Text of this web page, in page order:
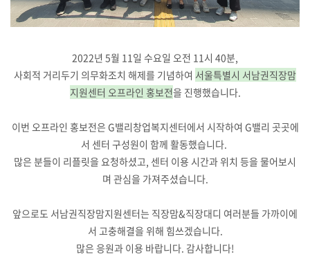
2022년 5월 11일 수요일 오전 11시 40분,
사회적 거리두기 의무화조치 해제를 기념하여 서울특별시 서남권직장맘
지원센터 오프라인 홍보전을 진행했습니다.
이번 오프라인 홍보전은 G밸리창업복지센터에서 시작하여 G밸리 곳곳에
서 센터 구성원이 함께 활동했습니다.
많은 분들이 리플릿을 요청하셨고, 센터 이용 시간과 위치 등을 물어보시
며 관심을 가져주셨습니다.
앞으로도 서남권직장맘지원센터는 직장맘&직장대디 여러분들 가까이에
서 고충해결을 위해 힘쓰겠습니다.
많은 응원과 이용 바랍니다. 감사합니다!